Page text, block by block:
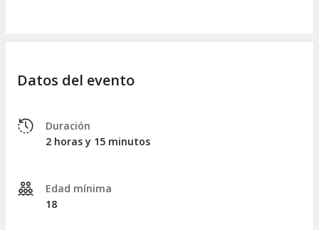
Datos del evento
Duración
2 horas y 15 minutos
Edad mínima
18